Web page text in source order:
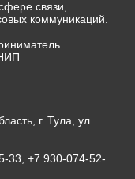
связи,
коммуникаций.
г. Тула, ул.
33, +7 930-074-52-